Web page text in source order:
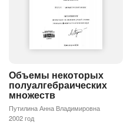
Объемы некоторых
полуалгебраических
множеств
Путилина Анна Владимировна
2002 год